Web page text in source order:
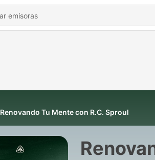
Renovando Tu Mente con R.C. Sproul